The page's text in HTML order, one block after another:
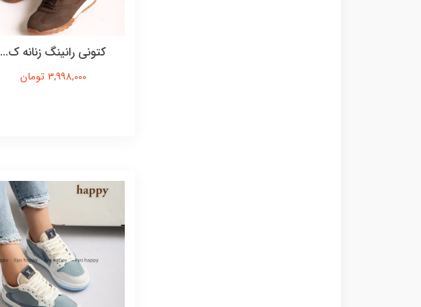
کتونی رانینگ زنانه ک...
3,998,000 تومان